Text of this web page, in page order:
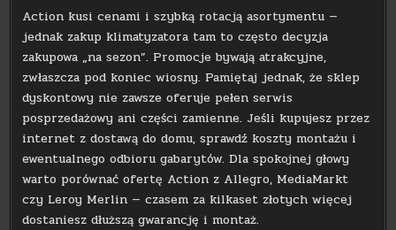
Action kusi cenami i szybką rotacją asortymentu —
jednak zakup klimatyzatora tam to często decyzja
zakupowa „na sezon”. Promocje bywają atrakcyjne,
zwłaszcza pod koniec wiosny. Pamiętaj jednak, że sklep
dyskontowy nie zawsze oferuje pełen serwis
posprzedażowy ani części zamienne. Jeśli kupujesz przez
internet z dostawą do domu, sprawdź koszty montażu i
ewentualnego odbioru gabarytów. Dla spokojnej głowy
warto porównać ofertę Action z Allegro, MediaMarkt
czy Leroy Merlin — czasem za kilkaset złotych więcej
dostaniesz dłuższą gwarancję i montaż.